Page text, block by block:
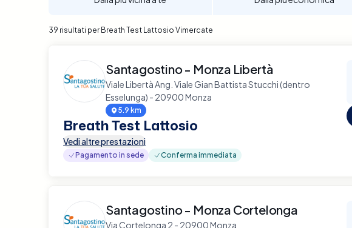
39 risultati per Breath Test Lattosio Vimercate
Santagostino - Monza Libertà
Viale Libertà Ang. Viale Gian Battista Stucchi (dentro
Esselunga) - 20900 Monza
5.9 km
Breath Test Lattosio
Vedi altre prestazioni
Pagamento in sede Conferma immediata
Santagostino - Monza Cortelonga
Via Cortelonga 2 - 20900 Monza